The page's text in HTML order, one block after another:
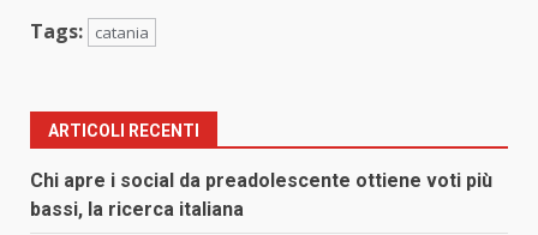
Tags: catania
ARTICOLI RECENTI
Chi apre i social da preadolescente ottiene voti più
bassi, la ricerca italiana